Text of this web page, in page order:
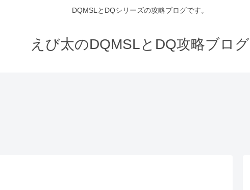
DQMSLとDQシリーズの攻略ブログです。
えび太のDQMSLとDQ攻略ブログ